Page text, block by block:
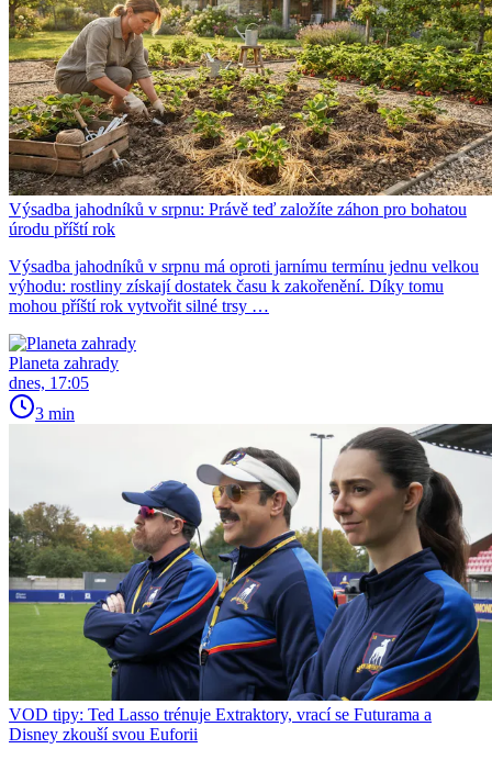
Výsadba jahodníků v srpnu: Právě teď založíte záhon pro bohatou
úrodu příští rok
Výsadba jahodníků v srpnu má oproti jarnímu termínu jednu velkou
výhodu: rostliny získají dostatek času k zakořenění. Díky tomu
mohou příští rok vytvořit silné trsy …
Planeta zahrady
dnes, 17:05
3 min
VOD tipy: Ted Lasso trénuje Extraktory, vrací se Futurama a
Disney zkouší svou Euforii